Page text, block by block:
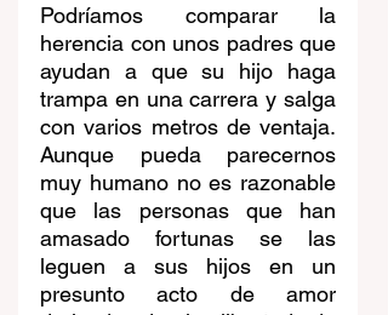
Podríamos comparar la
herencia con unos padres que
ayudan a que su hijo haga
trampa en una carrera y salga
con varios metros de ventaja.
Aunque pueda parecernos
muy humano no es razonable
que las personas que han
amasado fortunas se las
leguen a sus hijos en un
presunto acto de amor